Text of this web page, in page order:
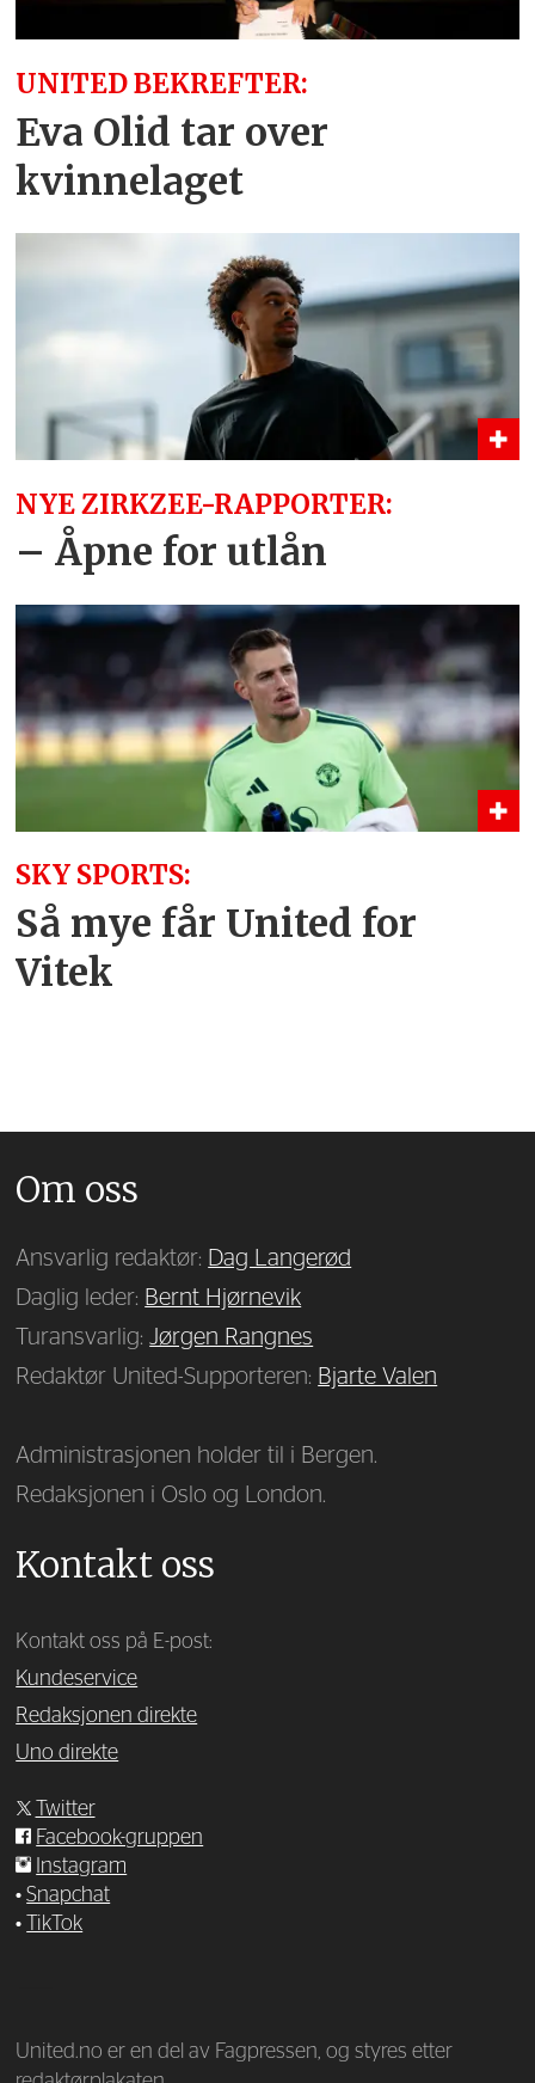
UNITED BEKREFTER:
Eva Olid tar over
kvinnelaget
NYE ZIRKZEE-RAPPORTER:
– Åpne for utlån
SKY SPORTS:
Så mye får United for
Vitek
Om oss
Ansvarlig redaktør: Dag Langerød
Daglig leder: Bernt Hjørnevik
Turansvarlig:Jørgen Rangnes
Redaktør United-Supporteren: Bjarte Valen
Administrasjonen holder til i Bergen.
Redaksjonen i Oslo og London.
Kontakt oss
Kontakt oss på E-post:
Kundeservice
Redaksjonen direkte
Uno direkte
Twitter
Facebook-gruppen
Instagram
•Snapchat
•
TikTok
United.no er en del av Fagpressen, og styres etter